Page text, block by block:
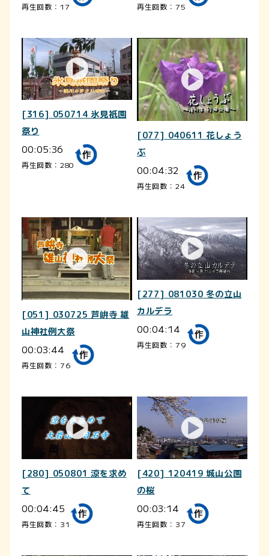
再生回数：17 再生回数：75
[316] 050714 氷見祇園
祭り
00:05:36
再生回数：280
[077] 040611 花しょう
ぶ
00:04:32
再生回数：24
[051] 030725 芦峅寺 雄
山神社例大祭
00:03:44
再生回数：76
[277] 081030 冬の立山
カルデラ
00:04:14
再生回数：79
[280] 050801 涼を求め
て
00:04:45
再生回数：31
[420] 120419 城山公園
の桜
00:03:14
再生回数：37